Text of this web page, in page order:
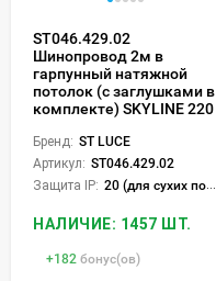
ST046.429.02
Шинопровод 2м в
гарпунный натяжной
потолок (с заглушками в
комплекте) SKYLINE 220
Бренд: ST LUCE
Артикул: ST046.429.02
Защита IP: 20 (для сухих пом.)
НАЛИЧИЕ: 1457 ШТ.
+182 бонус(ов)